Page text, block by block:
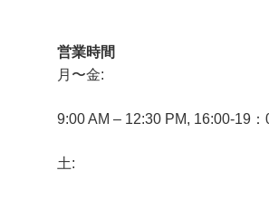
営業時間
月〜金:
9:00 AM – 12:30 PM, 16:00-19：
土: